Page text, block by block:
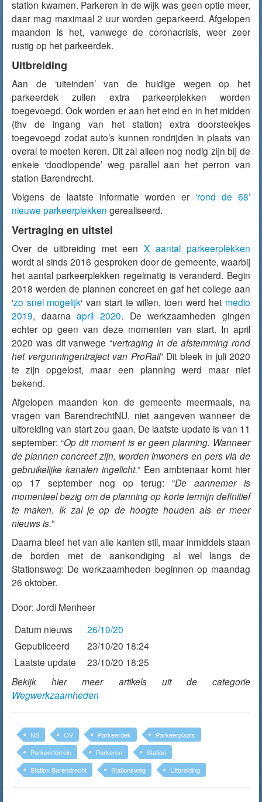
station kwamen. Parkeren in de wijk was geen optie meer,
daar mag maximaal 2 uur worden geparkeerd. Afgelopen
maanden is het, vanwege de coronacrisis, weer zeer
rustig op het parkeerdek.
Uitbreiding
Aan de ‘uiteinden’ van de huidige wegen op het
parkeerdek zullen extra parkeerplekken worden
toegevoegd. Ook worden er aan het eind en in het midden
(thv de ingang van het station) extra doorsteekjes
toegevoegd zodat auto’s kunnen rondrijden in plaats van
overal te moeten keren. Dit zal alleen nog nodig zijn bij de
enkele ‘doodlopende’ weg parallel aan het perron van
station Barendrecht.
Volgens de laatste informatie worden er ‘rond de 68’
nieuwe parkeerplekken gerealiseerd.
Vertraging en uitstel
Over de uitbreiding met eenX aantal parkeerplekken
wordt al sinds 2016 gesproken door de gemeente, waarbij
het aantal parkeerplekken regelmatig is veranderd. Begin
2018 werden de plannen concreet en gaf het college aan
‘zo snel mogelijk‘ van start te willen, toen werd het medio
2019, daarnaapril 2020. De werkzaamheden gingen
echter op geen van deze momenten van start. In april
2020 was dit vanwege “vertraging in de afstemming rond
het vergunningentraject van ProRail” Dit bleek in juli 2020
te zijn opgelost, maar een planning werd maar niet
bekend.
Afgelopen maanden kon de gemeente meermaals, na
vragen van BarendrechtNU, niet aangeven wanneer de
uitbreiding van start zou gaan. De laatste update is van 11
september: “Op dit moment is er geen planning. Wanneer
de plannen concreet zijn, worden inwoners en pers via de
gebruikelijke kanalen ingelicht.” Een ambtenaar komt hier
op 17 september nog op terug: “De aannemer is
momenteel bezig om de planning op korte termijn definitief
te maken. Ik zal je op de hoogte houden als er meer
nieuws is.”
Daarna bleef het van alle kanten stil, maar inmiddels staan
de borden met de aankondiging al wel langs de
Stationsweg: De werkzaamheden beginnen op maandag
26 oktober.
Door: Jordi Menheer
Datum nieuws
26/10/20
Gepubliceerd
23/10/20 18:24
Laatste update
23/10/20 18:25
Bekijk hier meer artikels uit de categorie
Wegwerkzaamheden
NS OV Parkeerdek
Parkeerplaats
Parkeerterrein
Parkeren
Station
Station Barendrecht
Stationsweg Uitbreiding